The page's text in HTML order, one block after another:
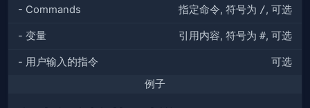
- Commands 指定命令, 符号为 /, 可选
- 变量 引用内容, 符号为 #, 可选
- 用户输入的指令
可选
例子